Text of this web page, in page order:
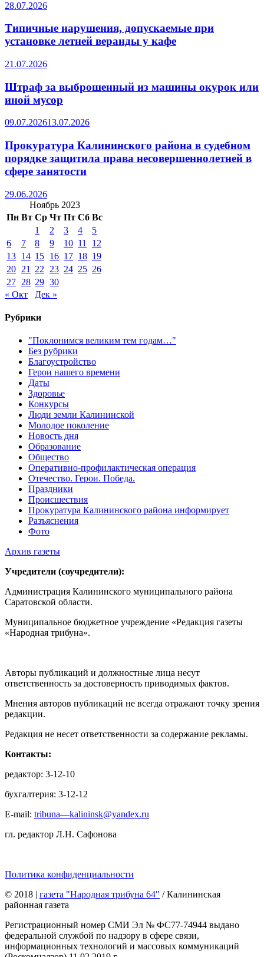
28.07.2026
Типичные нарушения, допускаемые при
установке летней веранды у кафе
21.07.2026
Штраф за выброшенный из машины окурок или
иной мусор
09.07.202613.07.2026
Прокуратура Калининского района в судебном
порядке защитила права несовершеннолетней в
сфере занятости
29.06.2026
Ноябрь 2023
Пн Вт Ср Чт Пт Сб Вс
1
2 3 4
5
6
7 8 9 10 11
12
13 14 15 16 17 18 19
20 21 22 23 24 25 26
27 28 29 30
« Окт
Дек »
Рубрики
"Поклонимся великим тем годам…"
Без рубрики
Благоустройство
Герои нашего времени
Даты
Здоровье
Конкурсы
Люди земли Калининской
Молодое поколение
Новость дня
Образование
Общество
Оперативно-профилактическая операция
Отечество. Герои. Победа.
Праздники
Происшествия
Прокуратура Калининского района информирует
Разъяснения
Фото
Архив газеты
Учредители (соучредители):
Администрация Калининского муниципального района
Саратовской области.
Муниципальное бюджетное учреждение «Редакция газеты
«Народная трибуна».
Авторы публикаций и должностные лица несут
ответственность за достоверность приводимых фактов.
Мнения авторов публикаций не всегда отражают точку зрения
редакции.
Редакция не несет ответственности за содержание рекламы.
Контакты:
редактор: 3-12-10
бухгалтерия: 3-12-12
E-mail: tribuna—kalininsk@yandex.ru
гл. редактор Л.Н. Сафонова
Политика конфиденциальности
© 2018 | газета "Народная трибуна 64" / Калининская
районная газета
Регистрационный номер СМИ Эл № ФС77-74944 выдано
федеральной службой по надзору в сфере связи,
информационных технологий и массовых коммуникаций